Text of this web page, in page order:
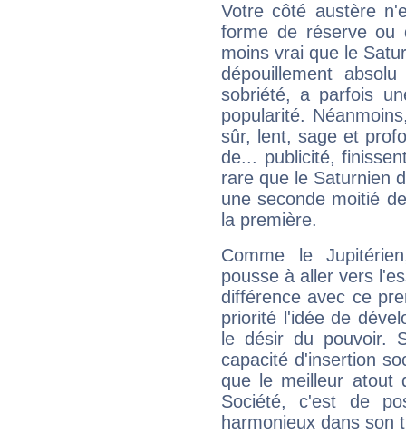
Votre côté austère
forme de réserve
moins vrai que le
dépouillement
sobriété, a parfois
popularité.
sûr, lent, sage et
de... publicité,
rare que le Saturnien
une seconde moitié
la première.
Comme le
pousse à aller vers
différence avec ce
priorité l'idée de
le désir du pouvoir.
capacité d'insertion
que le meilleur atout
Société, c'est de
harmonieux dans son